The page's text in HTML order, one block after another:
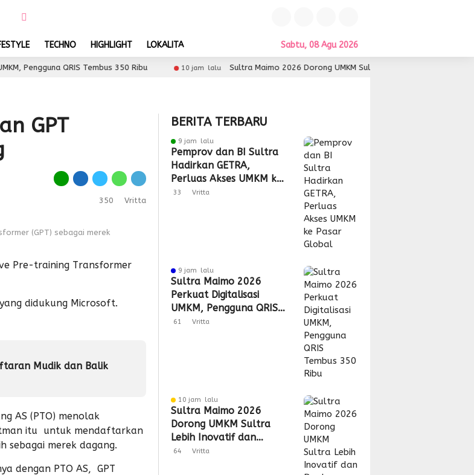
TECHNO HIGHLIGHT LOKALITA Sabtu, 08 Agu 2026
QRIS Tembus 350 Ribu 10 jam lalu Sultra Maimo 2026 Dorong UMKM Sultra Lebih Inovatif dan Berdaya Saing
GPT
350 Vritta
(GPT) sebagai merek
Pre-training Transformer
didukung Microsoft.
Mudik dan Balik
AS (PTO) menolak
itu untuk mendaftarkan
merek dagang.
dengan PTO AS, GPT
BERITA TERBARU
9 jam lalu
Pemprov dan BI Sultra
Hadirkan GETRA,
Perluas Akses UMKM ke
Pasar Global
33 Vritta
9 jam lalu
Sultra Maimo 2026
Perkuat Digitalisasi
UMKM, Pengguna QRIS
Tembus 350 Ribu
61 Vritta
10 jam lalu
Sultra Maimo 2026
Dorong UMKM Sultra
Lebih Inovatif dan
Berdaya Saing
64 Vritta